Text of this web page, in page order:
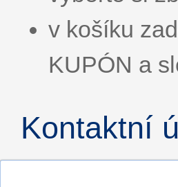
v košíku
KUPÓN a
Kontaktní